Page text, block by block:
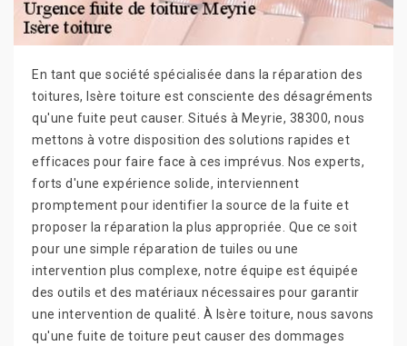
En tant que société spécialisée dans la réparation des
toitures, Isère toiture est consciente des désagréments
qu'une fuite peut causer. Situés à Meyrie, 38300, nous
mettons à votre disposition des solutions rapides et
efficaces pour faire face à ces imprévus. Nos experts,
forts d'une expérience solide, interviennent
promptement pour identifier la source de la fuite et
proposer la réparation la plus appropriée. Que ce soit
pour une simple réparation de tuiles ou une
intervention plus complexe, notre équipe est équipée
des outils et des matériaux nécessaires pour garantir
une intervention de qualité. À Isère toiture, nous savons
qu'une fuite de toiture peut causer des dommages